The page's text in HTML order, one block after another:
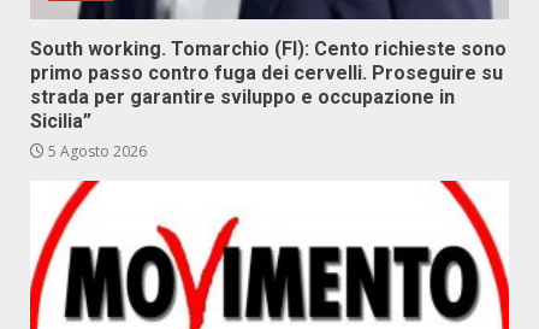
South working. Tomarchio (FI): Cento richieste sono
primo passo contro fuga dei cervelli. Proseguire su
strada per garantire sviluppo e occupazione in
Sicilia”
5 Agosto 2026